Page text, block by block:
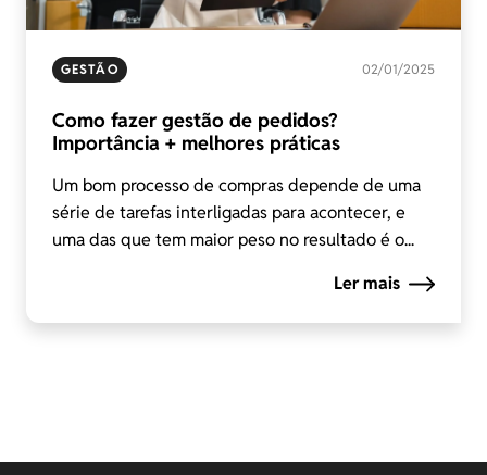
GESTÃO 02/01/2025
Como fazer gestão de pedidos?
Importância + melhores práticas
Um bom processo de compras depende de uma
série de tarefas interligadas para acontecer, e
uma das que tem maior peso no resultado é o...
Ler mais